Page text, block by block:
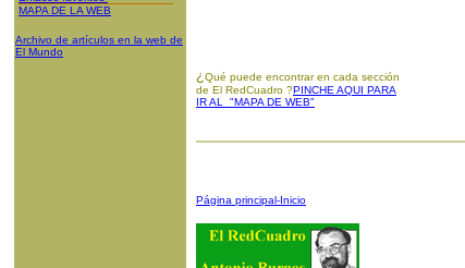
MAPA DE LA WEB
Archivo de artículos en la web de
El Mundo
¿ Qué puede encontrar en cada sección
de El RedCuadro ?PINCHE AQUI PARA
IR AL "MAPA DE WEB"
Página principal-Inicio